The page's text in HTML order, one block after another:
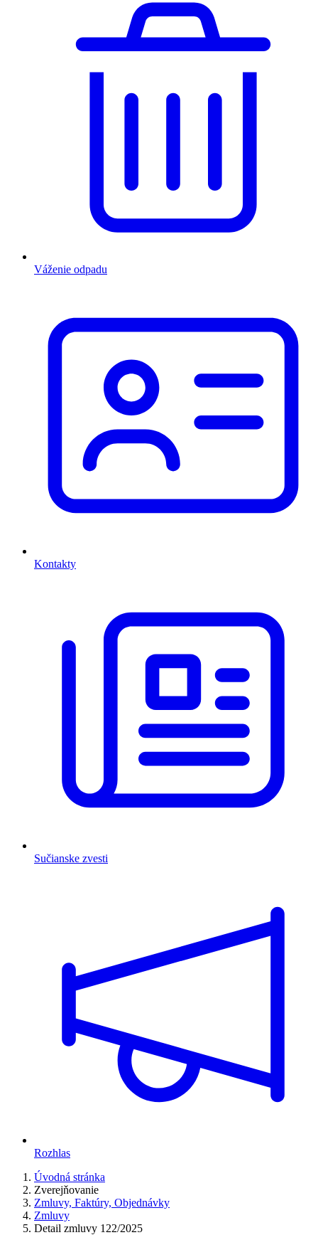
Váženie odpadu
Kontakty
Sučianske zvesti
Rozhlas
Úvodná stránka
Zverejňovanie
Zmluvy, Faktúry, Objednávky
Zmluvy
Detail zmluvy 122/2025